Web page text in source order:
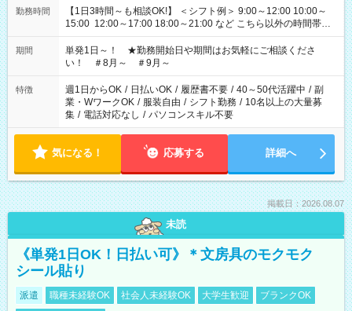
勤務時間
【1日3時間～も相談OK!】 ＜シフト例＞ 9:00～12:00 10:00～
15:00 12:00～17:00 18:00～21:00 など こちら以外の時間帯も
お気軽にご相談ください！
期間
単発1日～！ ★勤務開始日や期間はお気軽にご相談くださ
い！ ＃8月～ ＃9月～
特徴 週1日からOK / 日払いOK / 履歴書不要 / 40～50代活躍中 / 副
業・WワークOK / 服装自由 / シフト勤務 / 10名以上の大量募
集 / 電話対応なし / パソコンスキル不要
気になる！ 応募する 詳細へ
掲載日：2026.08.07
未読
《単発1日OK！日払い可》＊文房具のモクモク
シール貼り
派遣 職種未経験OK 社会人未経験OK 大学生歓迎
ブランクOK